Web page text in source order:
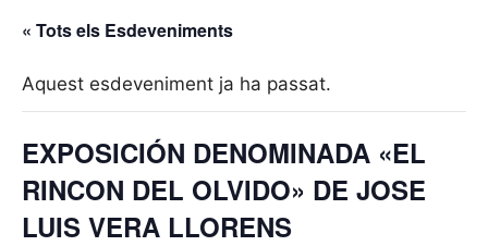
« Tots els Esdeveniments
Aquest esdeveniment ja ha passat.
EXPOSICIÓN DENOMINADA «EL
RINCON DEL OLVIDO» DE JOSE
LUIS VERA LLORENS